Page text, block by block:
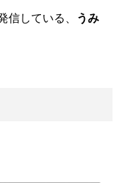
信している、 うみ